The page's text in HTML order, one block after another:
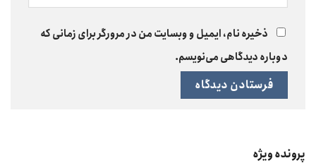
ذخیره نام، ایمیل و وبسایت من در مرورگر برای زمانی که
دوباره دیدگاهی می‌نویسم.
پرونده ویژه